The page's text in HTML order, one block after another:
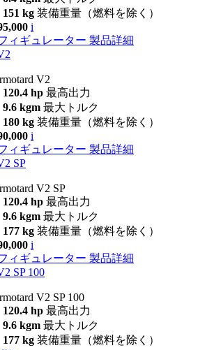
151 kg 装備重量（燃料を除く）
i
ィギュレーター 製品詳細
V2
120.4 hp 最高出力
9.6 kgm 最大トルク
180 kg 装備重量（燃料を除く）
i
ィギュレーター 製品詳細
SP
V2 SP
120.4 hp 最高出力
9.6 kgm 最大トルク
177 kg 装備重量（燃料を除く）
i
ィギュレーター 製品詳細
SP 100
V2 SP 100
120.4 hp 最高出力
9.6 kgm 最大トルク
177 kg 装備重量（燃料を除く）